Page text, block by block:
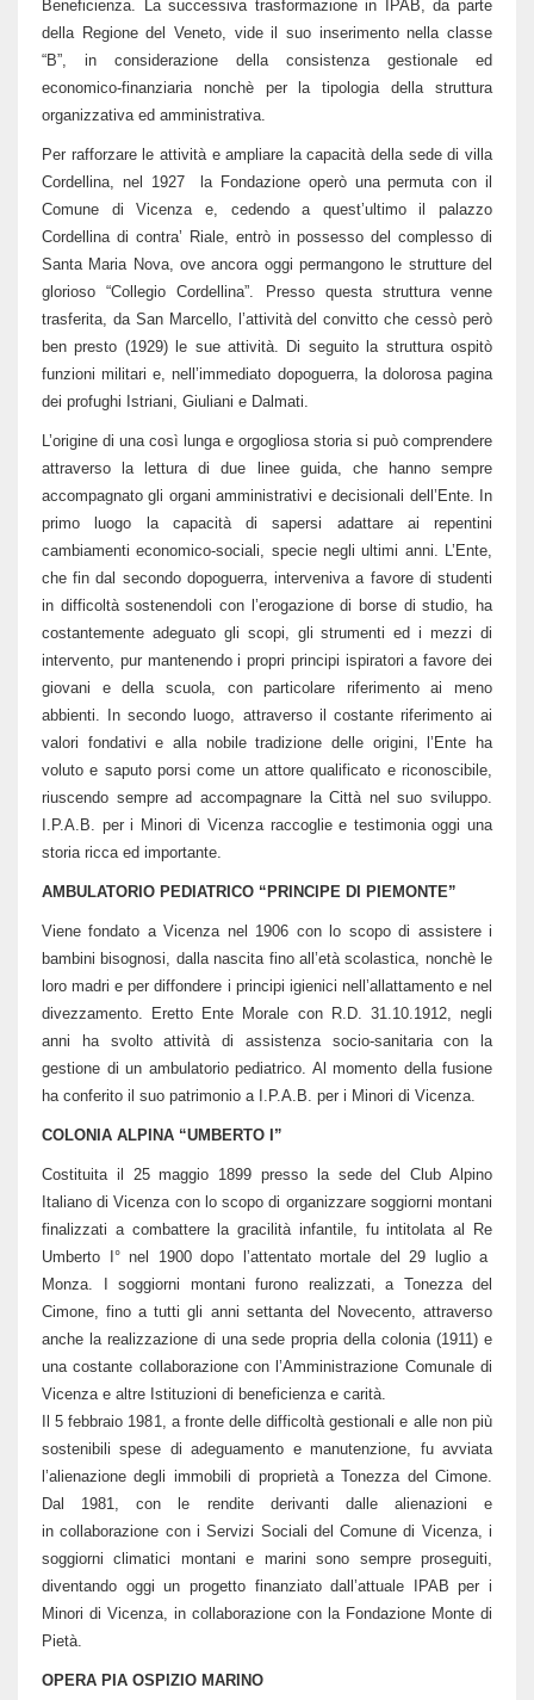
Beneficienza. La successiva trasformazione in IPAB, da parte
della Regione del Veneto, vide il suo inserimento nella classe
“B”, in considerazione della consistenza gestionale ed
economico-finanziaria nonchè per la tipologia della struttura
organizzativa ed amministrativa.
Per rafforzare le attività e ampliare la capacità della sede di villa
Cordellina, nel 1927 la Fondazione operò una permuta con il
Comune di Vicenza e, cedendo a quest’ultimo il palazzo
Cordellina di contra’ Riale, entrò in possesso del complesso di
Santa Maria Nova, ove ancora oggi permangono le strutture del
glorioso “Collegio Cordellina”. Presso questa struttura venne
trasferita, da San Marcello, l’attività del convitto che cessò però
ben presto (1929) le sue attività. Di seguito la struttura ospitò
funzioni militari e, nell’immediato dopoguerra, la dolorosa pagina
dei profughi Istriani, Giuliani e Dalmati.
L’origine di una così lunga e orgogliosa storia si può comprendere
attraverso la lettura di due linee guida, che hanno sempre
accompagnato gli organi amministrativi e decisionali dell’Ente. In
primo luogo la capacità di sapersi adattare ai repentini
cambiamenti economico-sociali, specie negli ultimi anni. L’Ente,
che fin dal secondo dopoguerra, interveniva a favore di studenti
in difficoltà sostenendoli con l’erogazione di borse di studio, ha
costantemente adeguato gli scopi, gli strumenti ed i mezzi di
intervento, pur mantenendo i propri principi ispiratori a favore dei
giovani e della scuola, con particolare riferimento ai meno
abbienti. In secondo luogo, attraverso il costante riferimento ai
valori fondativi e alla nobile tradizione delle origini, l’Ente ha
voluto e saputo porsi come un attore qualificato e riconoscibile,
riuscendo sempre ad accompagnare la Città nel suo sviluppo.
I.P.A.B. per i Minori di Vicenza raccoglie e testimonia oggi una
storia ricca ed importante.
AMBULATORIO PEDIATRICO “PRINCIPE DI PIEMONTE”
Viene fondato a Vicenza nel 1906 con lo scopo di assistere i
bambini bisognosi, dalla nascita fino all’età scolastica, nonchè le
loro madri e per diffondere i principi igienici nell’allattamento e nel
divezzamento. Eretto Ente Morale con R.D. 31.10.1912, negli
anni ha svolto attività di assistenza socio-sanitaria con la
gestione di un ambulatorio pediatrico. Al momento della fusione
ha conferito il suo patrimonio a I.P.A.B. per i Minori di Vicenza.
COLONIA ALPINA “UMBERTO I”
Costituita il 25 maggio 1899 presso la sede del Club Alpino
Italiano di Vicenza con lo scopo di organizzare soggiorni montani
finalizzati a combattere la gracilità infantile, fu intitolata al Re
Umberto I° nel 1900 dopo l’attentato mortale del 29 luglio a
Monza. I soggiorni montani furono realizzati, a Tonezza del
Cimone, fino a tutti gli anni settanta del Novecento, attraverso
anche la realizzazione di una sede propria della colonia (1911) e
una costante collaborazione con l’Amministrazione Comunale di
Vicenza e altre Istituzioni di beneficienza e carità.
Il 5 febbraio 1981, a fronte delle difficoltà gestionali e alle non più
sostenibili spese di adeguamento e manutenzione, fu avviata
l’alienazione degli immobili di proprietà a Tonezza del Cimone.
Dal 1981, con le rendite derivanti dalle alienazioni e
in collaborazione con i Servizi Sociali del Comune di Vicenza, i
soggiorni climatici montani e marini sono sempre proseguiti,
diventando oggi un progetto finanziato dall’attuale IPAB per i
Minori di Vicenza, in collaborazione con la Fondazione Monte di
Pietà.
OPERA PIA OSPIZIO MARINO